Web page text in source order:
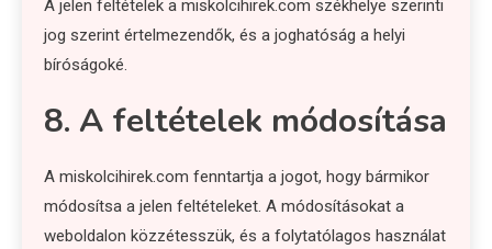
A jelen feltételek a miskolcihirek.com székhelye szerinti
jog szerint értelmezendők, és a joghatóság a helyi
bíróságoké.
8. A feltételek módosítása
A miskolcihirek.com fenntartja a jogot, hogy bármikor
módosítsa a jelen feltételeket. A módosításokat a
weboldalon közzétesszük, és a folytatólagos használat